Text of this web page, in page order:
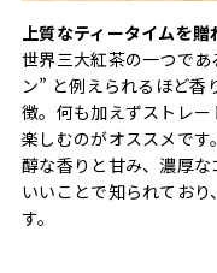
上質なティータイムを
世界三大紅茶の一つで
ン” と例えられるほど
徴。何も加えずストレ
楽しむのがオススメで
醇な香りと甘み、濃厚
いいことで知られてお
す。